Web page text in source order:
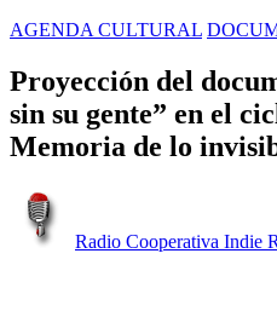
AGENDA CULTURAL
Proyección del
sin su gente” en el
Memoria de lo
Radio Cooperativa Indie